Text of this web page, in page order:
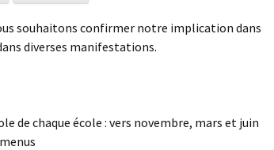
souhaitons confirmer notre implication dans
diverses manifestations.
de chaque école : vers novembre, mars et juin